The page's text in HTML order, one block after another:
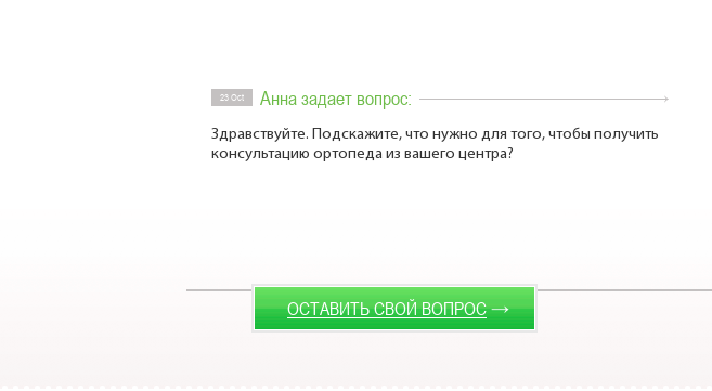
23 Oct Анна задает вопрос:
Здравствуйте. Подскажите, что нужно для того, чтобы получить
консультацию ортопеда из вашего центра?
ОСТАВИТЬ СВОЙ ВОПРОС→